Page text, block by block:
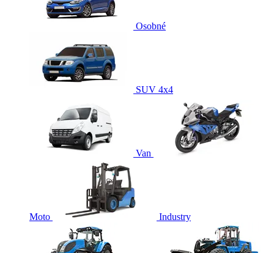
Osobné
SUV 4x4
Van
Moto Industry